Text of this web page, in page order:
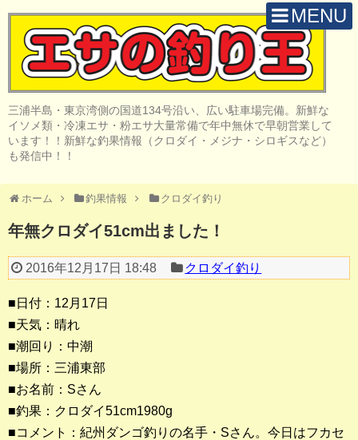
MENU
三浦半島・東京湾側の国道134号沿い、広い駐車場完備。新鮮な
イソメ類・冷凍エサ・粉エサ大量常備で年中無休で早朝営業して
います！！新鮮な釣果情報（クロダイ・メジナ・シロギスなど）
も発信中！！
ホーム 釣果情報 クロダイ釣り
年無クロダイ51cm出ました！
2016年12月17日 18:48 クロダイ釣り
■日付：12月17日
■天気：晴れ
■潮回り：中潮
■場所：三浦東部
■お名前：Sさん
■釣果：クロダイ51cm1980g
■コメント：紀州ダンゴ釣りの名手・Sさん。今日はフカセ
H O M E
取 扱 商 品
釣 果 情 報
陸っぱりルアー
船・ボート釣り
その他の釣り
釣果ランキング
2023年 クロダイ部門